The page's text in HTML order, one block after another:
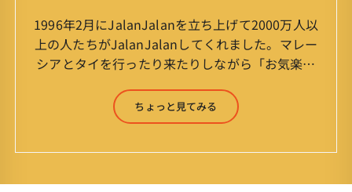
1996年2月にJalanJalanを立ち上げて2000万人以
上の人たちがJalanJalanしてくれました。マレー
シアとタイを行ったり来たりしながら「お気楽」
森 淳（Jun Yamamori） 生年月日 ：1959年
7月4日(61才) 生まれ ：香港(3才まで)
スポーツ ：水泳(浜名湾流古式泳法、競泳平泳
ちょっと見てみる